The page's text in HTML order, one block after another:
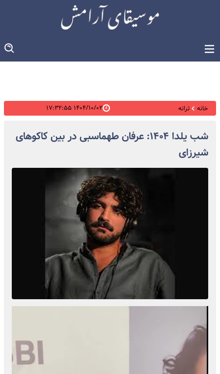
خانه ترانه ۱۴۰۴/۱۰/۰۲ ۱۷:۳۲:۵۵
شب یلدا ۱۴۰۴: عرفان طهماسبی در بین کاکوهای
شیرزای